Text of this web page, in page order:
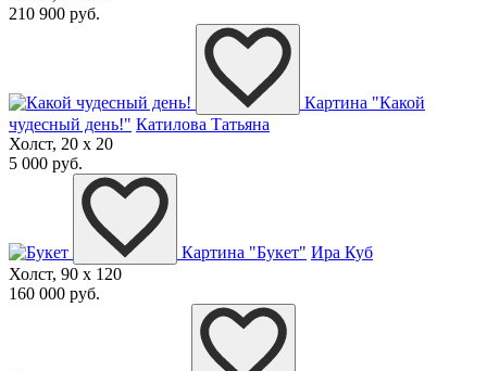
210 900 руб.
Картина "Какой
чудесный день!" Катилова Татьяна
Холст, 20 x 20
5 000 руб.
Картина "Букет" Ира Куб
Холст, 90 x 120
160 000 руб.